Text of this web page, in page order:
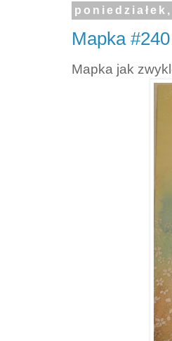
Mapka #240
Mapka jak